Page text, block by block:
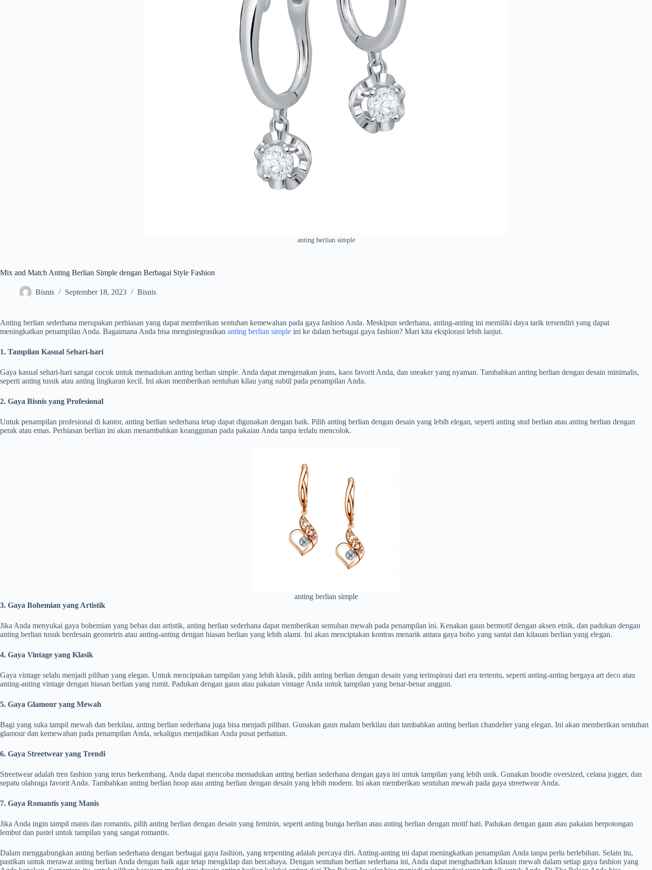
anting berlian simple
Mix and Match Anting Berlian Simple dengan Berbagai Style Fashion
Bisnis September 18, 2023 Bisnis
Anting berlian sederhana merupakan perhiasan yang dapat memberikan sentuhan kemewahan pada gaya fashion Anda. Meskipun sederhana, anting-anting ini memiliki daya tarik tersendiri yang dapat
meningkatkan penampilan Anda. Bagaimana Anda bisa mengintegrasikan anting berlian simple ini ke dalam berbagai gaya fashion? Mari kita eksplorasi lebih lanjut.
1. Tampilan Kasual Sehari-hari
Gaya kasual sehari-hari sangat cocok untuk memadukan anting berlian simple. Anda dapat mengenakan jeans, kaos favorit Anda, dan sneaker yang nyaman. Tambahkan anting berlian dengan desain minimalis,
seperti anting tusuk atau anting lingkaran kecil. Ini akan memberikan sentuhan kilau yang subtil pada penampilan Anda.
2. Gaya Bisnis yang Profesional
Untuk penampilan profesional di kantor, anting berlian sederhana tetap dapat digunakan dengan baik. Pilih anting berlian dengan desain yang lebih elegan, seperti anting stud berlian atau anting berlian dengan
perak atau emas. Perhiasan berlian ini akan menambahkan keanggunan pada pakaian Anda tanpa terlalu mencolok.
anting berlian simple
3. Gaya Bohemian yang Artistik
Jika Anda menyukai gaya bohemian yang bebas dan artistik, anting berlian sederhana dapat memberikan sentuhan mewah pada penampilan ini. Kenakan gaun bermotif dengan aksen etnik, dan padukan dengan
anting berlian tusuk berdesain geometris atau anting-anting dengan hiasan berlian yang lebih alami. Ini akan menciptakan kontras menarik antara gaya boho yang santai dan kilauan berlian yang elegan.
4. Gaya Vintage yang Klasik
Gaya vintage selalu menjadi pilihan yang elegan. Untuk menciptakan tampilan yang lebih klasik, pilih anting berlian dengan desain yang terinspirasi dari era tertentu, seperti anting-anting bergaya art deco atau
anting-anting vintage dengan hiasan berlian yang rumit. Padukan dengan gaun atau pakaian vintage Anda untuk tampilan yang benar-benar anggun.
5. Gaya Glamour yang Mewah
Bagi yang suka tampil mewah dan berkilau, anting berlian sederhana juga bisa menjadi pilihan. Gunakan gaun malam berkilau dan tambahkan anting berlian chandelier yang elegan. Ini akan memberikan sentuhan
glamour dan kemewahan pada penampilan Anda, sekaligus menjadikan Anda pusat perhatian.
6. Gaya Streetwear yang Trendi
Streetwear adalah tren fashion yang terus berkembang. Anda dapat mencoba memadukan anting berlian sederhana dengan gaya ini untuk tampilan yang lebih unik. Gunakan hoodie oversized, celana jogger, dan
sepatu olahraga favorit Anda. Tambahkan anting berlian hoop atau anting berlian dengan desain yang lebih modern. Ini akan memberikan sentuhan mewah pada gaya streetwear Anda.
7. Gaya Romantis yang Manis
Jika Anda ingin tampil manis dan romantis, pilih anting berlian dengan desain yang feminin, seperti anting bunga berlian atau anting berlian dengan motif hati. Padukan dengan gaun atau pakaian berpotongan
lembut dan pastel untuk tampilan yang sangat romantis.
Dalam menggabungkan anting berlian sederhana dengan berbagai gaya fashion, yang terpenting adalah percaya diri. Anting-anting ini dapat meningkatkan penampilan Anda tanpa perlu berlebihan. Selain itu,
pastikan untuk merawat anting berlian Anda dengan baik agar tetap mengkilap dan bercahaya. Dengan sentuhan berlian sederhana ini, Anda dapat menghadirkan kilauan mewah dalam setiap gaya fashion yang